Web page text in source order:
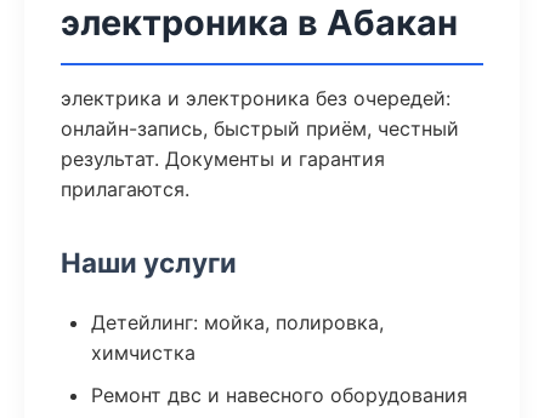
электроника в Абакан
электрика и электроника без очередей:
онлайн-запись, быстрый приём, честный
результат. Документы и гарантия
прилагаются.
Наши услуги
Детейлинг: мойка, полировка,
химчистка
Ремонт двс и навесного оборудования